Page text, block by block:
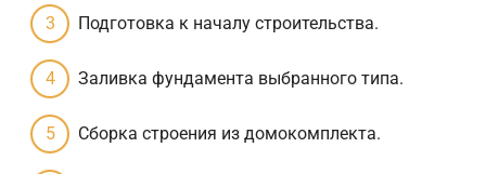
Подготовка к началу строительства.
Заливка фундамента выбранного типа.
Сборка строения из домокомплекта.